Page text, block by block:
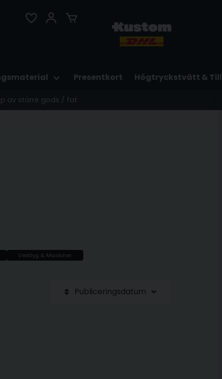
Presentkort Högtryckstvätt &
av större gods / fat
Verktyg & Maskiner
Publiceringsdatum